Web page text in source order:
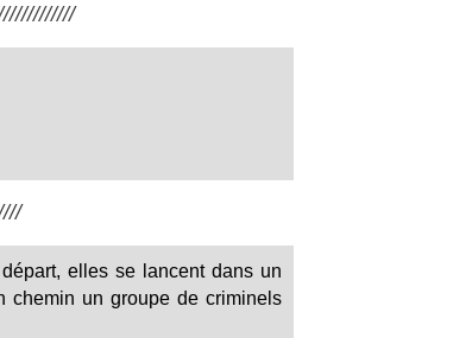
elles se lancent dans un
chemin un groupe de criminels